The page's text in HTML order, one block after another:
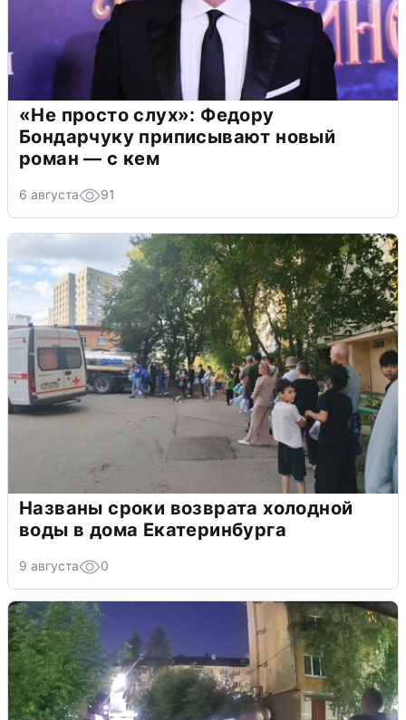
«Не просто слух»: Федору
Бондарчуку приписывают новый
роман — с кем
6 августа 91
Названы сроки возврата холодной
воды в дома Екатеринбурга
9 августа 0